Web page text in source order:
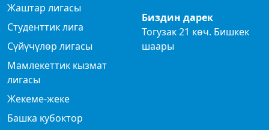
Жаштар лигасы
Студенттик лига
Сүйүчүлөр лигасы
Мамлекеттик кызмат
лигасы
Жекеме-жеке
Башка кубоктор
Биздин дарек
Тогузак 21 көч. Бишкек
шаары